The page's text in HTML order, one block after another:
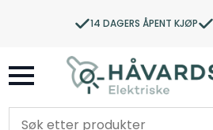
14 DAGERS ÅPENT KJØP